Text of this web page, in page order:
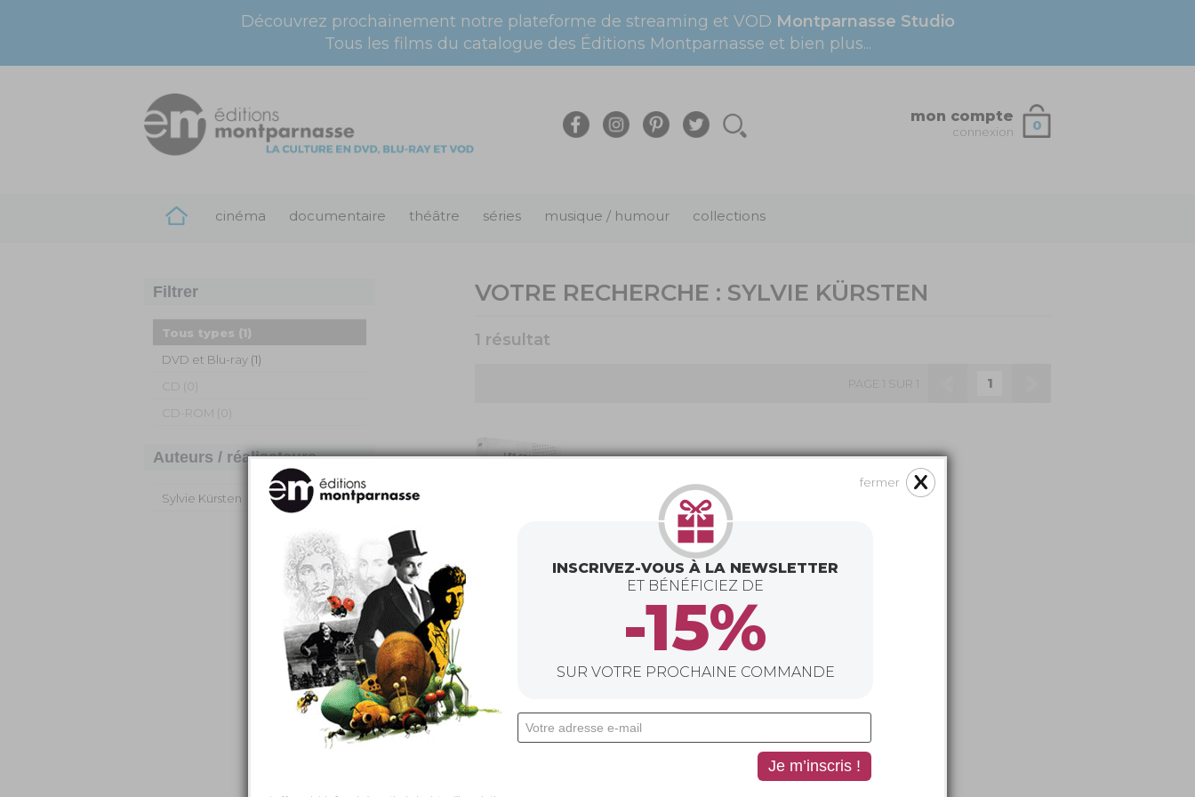
Découvrez prochainement notre plateforme de streaming et VOD Montparnasse Studio
Tous les films du catalogue des Éditions Montparnasse et bien plus...
0
mon compte
connexion
cinéma documentaire théâtre séries musique / humour collections
Filtrer
Tous types (1)
DVD et Blu-ray (1)
CD (0)
CD-ROM (0)
Auteurs / réalisateurs
Sylvie Kürsten
VOTRE RECHERCHE : SYLVIE KÜRSTEN
1 résultat
PAGE 1 SUR 1 1
fermer
INSCRIVEZ-VOUS À LA NEWSLETTER
ET BÉNÉFICIEZ DE
-15%
SUR VOTRE PROCHAINE COMMANDE